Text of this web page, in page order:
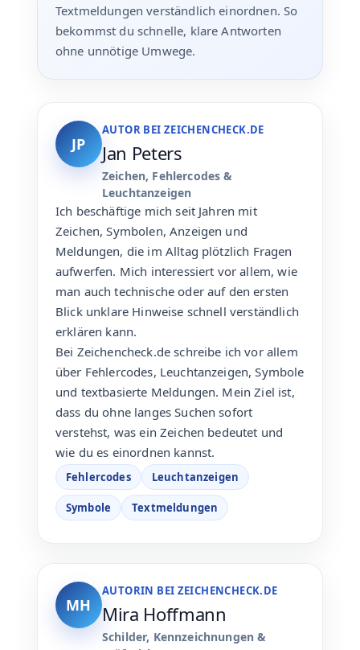
Textmeldungen verständlich einordnen. So
bekommst du schnelle, klare Antworten
ohne unnötige Umwege.
JP
AUTOR BEI ZEICHENCHECK.DE
Jan Peters
Zeichen, Fehlercodes &
Leuchtanzeigen
Ich beschäftige mich seit Jahren mit
Zeichen, Symbolen, Anzeigen und
Meldungen, die im Alltag plötzlich Fragen
aufwerfen. Mich interessiert vor allem, wie
man auch technische oder auf den ersten
Blick unklare Hinweise schnell verständlich
erklären kann.
Bei Zeichencheck.de schreibe ich vor allem
über Fehlercodes, Leuchtanzeigen, Symbole
und textbasierte Meldungen. Mein Ziel ist,
dass du ohne langes Suchen sofort
verstehst, was ein Zeichen bedeutet und
wie du es einordnen kannst.
Fehlercodes Leuchtanzeigen
Symbole Textmeldungen
MH
AUTORIN BEI ZEICHENCHECK.DE
Mira Hoffmann
Schilder, Kennzeichnungen &